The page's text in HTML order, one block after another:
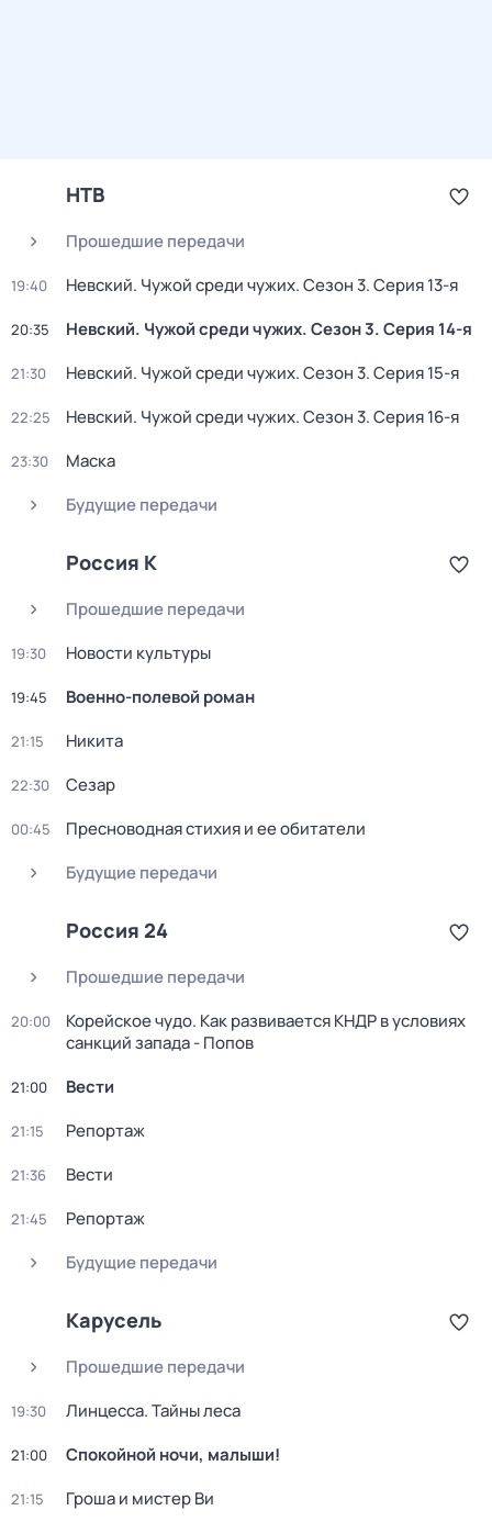
НТВ
Прошедшие передачи
19:40 Невский. Чужой среди чужих. Сезон 3. Серия 13-я
20:35 Невский. Чужой среди чужих. Сезон 3. Серия 14-я
21:30 Невский. Чужой среди чужих. Сезон 3. Серия 15-я
22:25 Невский. Чужой среди чужих. Сезон 3. Серия 16-я
23:30
Маска
Будущие передачи
Россия К
Прошедшие передачи
19:30 Новости культуры
19:45 Военно-полевой роман
21:15 Никита
22:30 Сезар
00:45
Пресноводная стихия и ее обитатели
Будущие передачи
Россия 24
Прошедшие передачи
20:00
Корейское чудо. Как развивается КНДР в условиях
санкций запада - Попов
21:00 Вести
21:15 Репортаж
21:36 Вести
21:45
Репортаж
Будущие передачи
Карусель
Прошедшие передачи
19:30 Линцесса. Тайны леса
21:00 Спокойной ночи, малыши!
21:15
Гроша и мистер Ви